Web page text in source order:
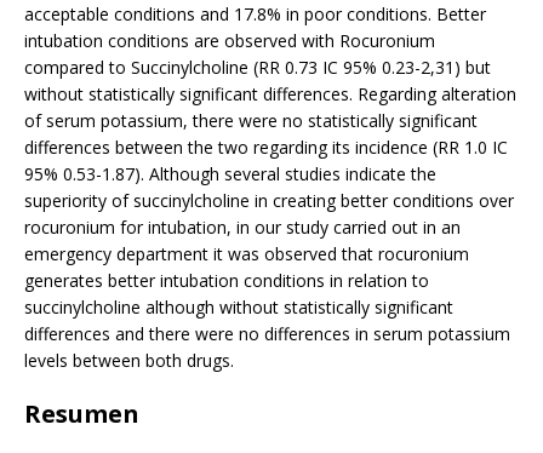
acceptable conditions and 17.8% in poor conditions. Better
intubation conditions are observed with Rocuronium
compared to Succinylcholine (RR 0.73 IC 95% 0.23-2,31) but
without statistically significant differences. Regarding alteration
of serum potassium, there were no statistically significant
differences between the two regarding its incidence (RR 1.0 IC
95% 0.53-1.87). Although several studies indicate the
superiority of succinylcholine in creating better conditions over
rocuronium for intubation, in our study carried out in an
emergency department it was observed that rocuronium
generates better intubation conditions in relation to
succinylcholine although without statistically significant
differences and there were no differences in serum potassium
levels between both drugs.
Resumen